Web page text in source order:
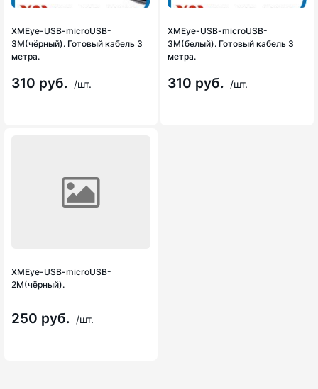
XMEye-USB-microUSB-
3M(чёрный). Готовый кабель 3
метра.
310 руб. /шт.
XMEye-USB-microUSB-
3M(белый). Готовый кабель 3
метра.
310 руб. /шт.
XMEye-USB-microUSB-
2M(чёрный).
250 руб. /шт.